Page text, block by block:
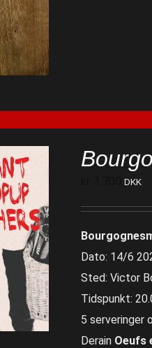
DKK
Dato: 14/6
Sted: Victor
Tidspunkt:
5 serveringer
Derain Oeufs